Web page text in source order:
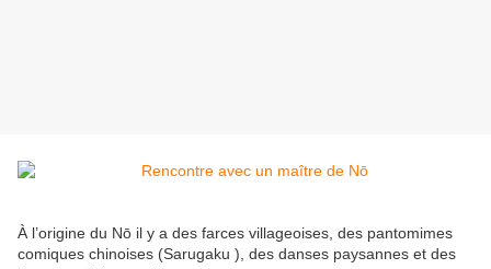
À l’origine du Nō il y a des farces villageoises, des pantomimes
comiques chinoises (Sarugaku ), des danses paysannes et des